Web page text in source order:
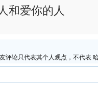
和爱你的人
评论只代表其个人观点，不代表